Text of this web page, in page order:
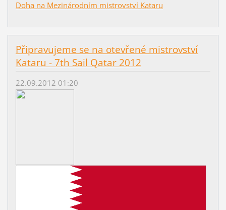
Doha na Mezinárodním mistrovství Kataru
Připravujeme se na otevřené mistrovství
Kataru - 7th Sail Qatar 2012
22.09.2012 01:20